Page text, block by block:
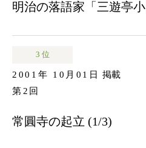
明治の落語家「三遊亭
3 位
2001年 10月01日
掲載
第2回
常圓寺の起立 (1/3)